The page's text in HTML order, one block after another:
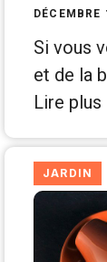
Si vous
et de la
Lire plus
JARDIN